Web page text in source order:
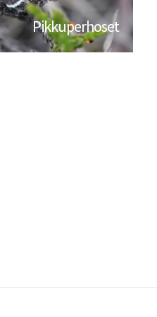
Pikkuperhoset